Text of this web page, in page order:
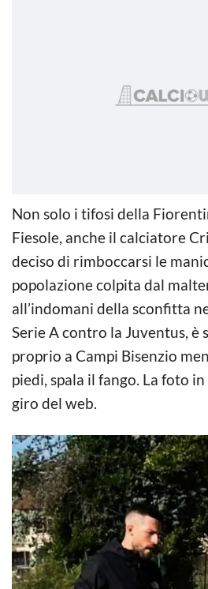
Non solo i tifosi della
Fiesole, anche il calciatore
deciso di rimboccarsi le
popolazione colpita dal
all’indomani della sconfitta
Serie A contro la Juventus,
proprio a Campi Bisenzio
piedi, spala il fango. La foto
giro del web.